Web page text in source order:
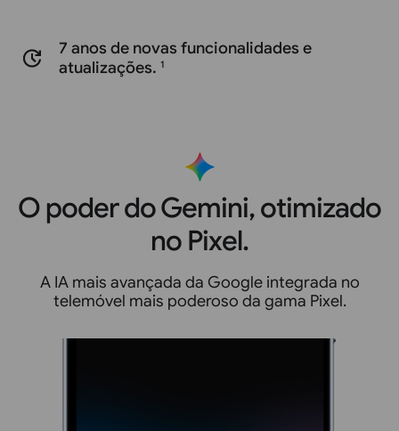
7 anos de novas funcionalidades e
atualizações. 1
O poder do Gemini, otimizado
no Pixel.
A IA mais avançada da Google integrada no
telemóvel mais poderoso da gama Pixel.